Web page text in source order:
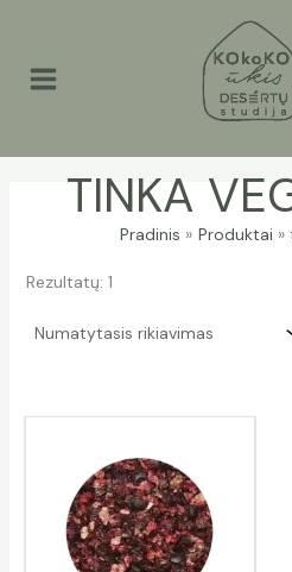
turinio
TINKA
Pradinis Produktai
Rezultatų: 1
through
€40.00